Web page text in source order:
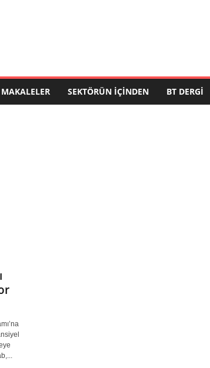
MAKALELER SEKTÖRÜN İÇINDEN BT DERGI